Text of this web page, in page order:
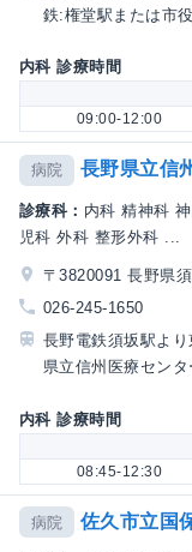
鉄:権堂駅または市
内科 診療時間
09:00-12:00
病院 長野県立信
診療科： 内科 精神科
児科 外科 整形外科 ...
〒3820091 長野県
026-245-1650
長野電鉄須坂駅よ
県立信州医療セン
内科 診療時間
08:45-12:30
病院 佐久市立国